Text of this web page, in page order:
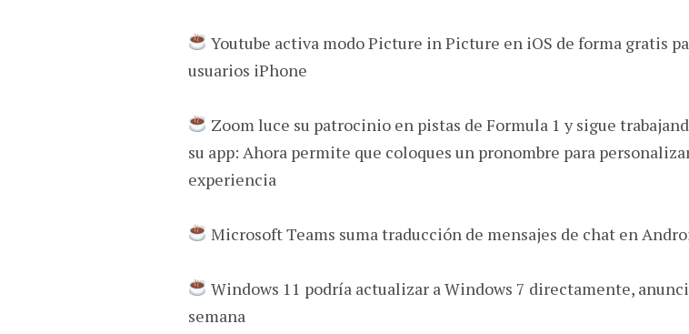
Youtube activa modo Picture in Picture en iOS de forma gratis
usuarios iPhone
Zoom luce su patrocinio en pistas de Formula 1 y sigue
su app: Ahora permite que coloques un pronombre para
experiencia
Microsoft Teams suma traducción de mensajes de chat en
Windows 11 podría actualizar a Windows 7 directamente,
semana